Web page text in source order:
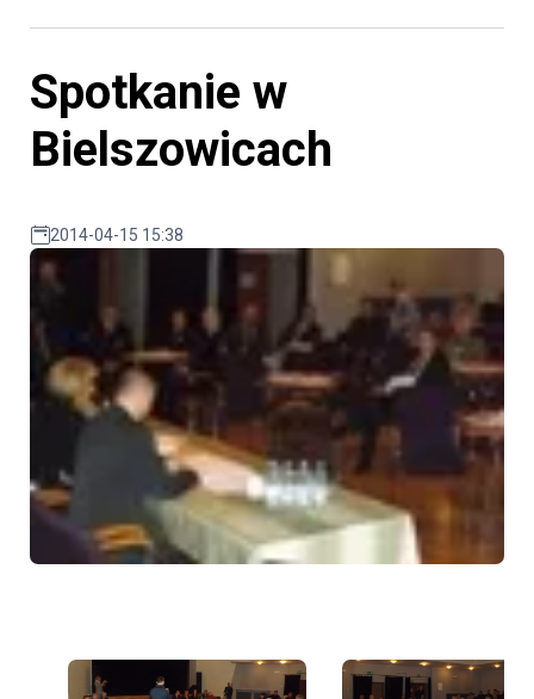
Spotkanie w
Bielszowicach
2014-04-15 15:38